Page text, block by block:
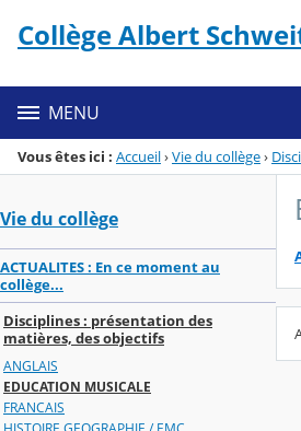
Menu de la rubrique
Contenu
Collège Albert
MENU
Vous êtes ici : Accueil›Vie du collège›
Vie du collège
ACTUALITES : En ce moment au
collège...
Disciplines : présentation des
matières, des objectifs
ANGLAIS
EDUCATION MUSICALE
FRANCAIS